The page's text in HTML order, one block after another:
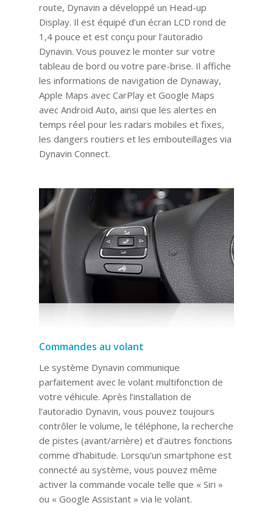
route, Dynavin a développé un Head-up
Display. Il est équipé d’un écran LCD rond de
1,4 pouce et est conçu pour l’autoradio
Dynavin. Vous pouvez le monter sur votre
tableau de bord ou votre pare-brise. Il affiche
les informations de navigation de Dynaway,
Apple Maps avec CarPlay et Google Maps
avec Android Auto, ainsi que les alertes en
temps réel pour les radars mobiles et fixes,
les dangers routiers et les embouteillages via
Dynavin Connect.
Commandes au volant
Le système Dynavin communique
parfaitement avec le volant multifonction de
votre véhicule. Après l’installation de
l’autoradio Dynavin, vous pouvez toujours
contrôler le volume, le téléphone, la recherche
de pistes (avant/arrière) et d’autres fonctions
comme d’habitude. Lorsqu’un smartphone est
connecté au système, vous pouvez même
activer la commande vocale telle que « Siri »
ou « Google Assistant » via le volant.